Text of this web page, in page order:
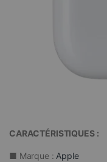
CARACTÉRISTIQUES :
■ Marque : Apple